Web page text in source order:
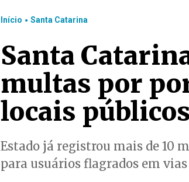
Início . Santa Catarina
Santa
multas por
locais públicos
Estado já registrou mais de 10
para usuários flagrados em